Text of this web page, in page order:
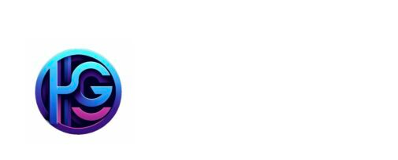
contenido